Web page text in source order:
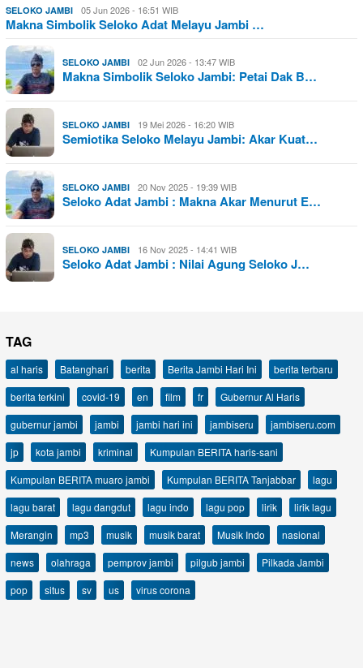
SELOKO JAMBI 05 Jun 2026 - 16:51 WIB
Makna Simbolik Seloko Adat Melayu Jambi …
SELOKO JAMBI 02 Jun 2026 - 13:47 WIB
Makna Simbolik Seloko Jambi: Petai Dak B…
SELOKO JAMBI 19 Mei 2026 - 16:20 WIB
Semiotika Seloko Melayu Jambi: Akar Kuat…
SELOKO JAMBI 20 Nov 2025 - 19:39 WIB
Seloko Adat Jambi : Makna Akar Menurut E…
SELOKO JAMBI 16 Nov 2025 - 14:41 WIB
Seloko Adat Jambi : Nilai Agung Seloko J…
TAG
al haris Batanghari berita Berita Jambi Hari Ini
berita terbaru
berita terkini
covid-19 en film fr
Gubernur Al Haris
gubernur jambi
jambi jambi hari ini jambiseru
jambiseru.com
jp
kota jambi kriminal
Kumpulan BERITA haris-sani
Kumpulan BERITA muaro jambi
Kumpulan BERITA Tanjabbar
lagu
lagu barat
lagu dangdut lagu indo lagu pop lirik
lirik lagu
Merangin
mp3 musik musik barat Musik Indo
nasional
news
olahraga pemprov jambi pilgub jambi
Pilkada Jambi
pop
situs sv us virus corona